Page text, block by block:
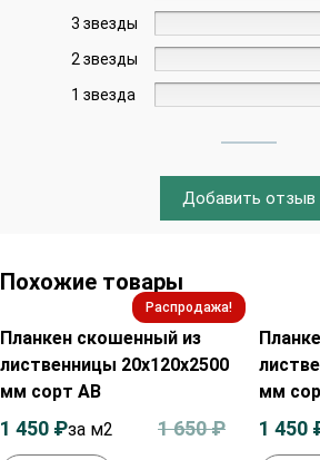
3 звезды
2 звезды
1 звезда
Добавить отзыв
Похожие товары
Распродажа!
Планкен скошенный из
лиственницы 20х120х2500
мм сорт АВ
1 650₽
1 450 ₽за м2
мм
1 450